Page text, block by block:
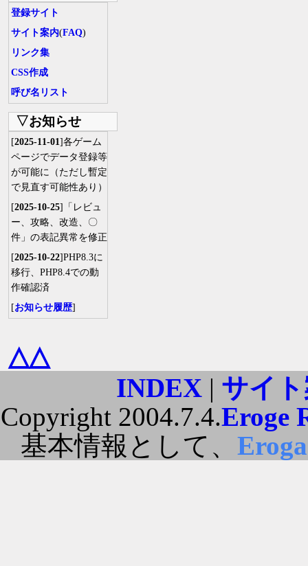
登録サイト
サイト案内(FAQ)
リンク集
CSS作成
呼び名リスト
▽お知らせ
[2025-11-01]各ゲーム
ページでデータ登録等
が可能に（ただし暫定
で見直す可能性あり）
[2025-10-25]「レビュ
ー、攻略、改造、〇
件」の表記異常を修正
[2025-10-22]PHP8.3に
移行、PHP8.4での動
作確認済
[お知らせ履歴]
△△
INDEX| サイ
Copyright 2004.7.4.Eroge
基本情報として、